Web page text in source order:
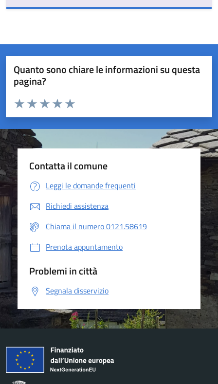
Quanto sono chiare le informazioni su questa
pagina?
Valuta da 1 a 5 stelle la pagina
Valuta 5 stelle su 5
Valuta 4 stelle su 5
Valuta 3 stelle su 5
Valuta 2 stelle su 5
Valuta 1 stelle su 5
Contatta il comune
Leggi le domande frequenti
Richiedi assistenza
Chiama il numero 0121.58619
Prenota appuntamento
Problemi in città
Segnala disservizio